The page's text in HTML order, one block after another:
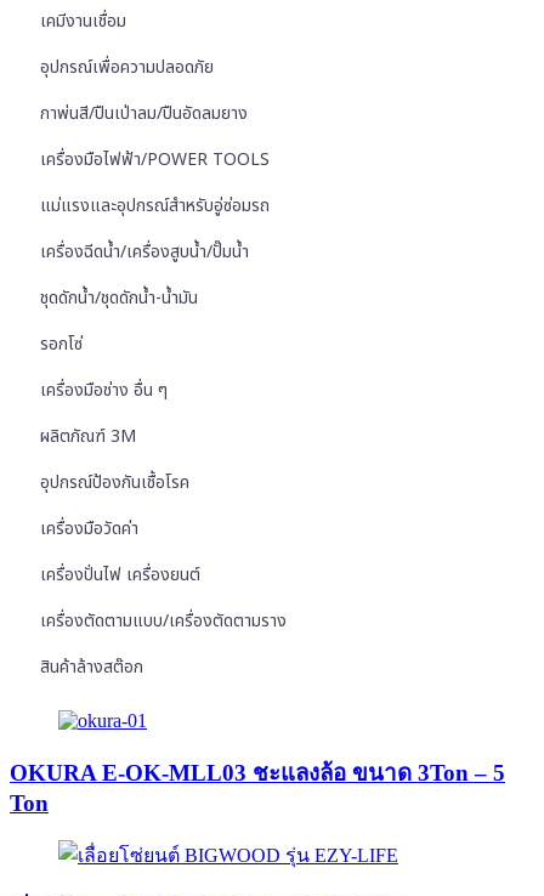
เคมีงานเชื่อม
อุปกรณ์เพื่อความปลอดภัย
กาพ่นสี/ปืนเป่าลม/ปืนอัดลมยาง
เครื่องมือไฟฟ้า/POWER TOOLS
แม่แรงและอุปกรณ์สำหรับอู่ซ่อมรถ
เครื่องฉีดน้ำ/เครื่องสูบน้ำ/ปั๊มน้ำ
ชุดดักน้ำ/ชุดดักน้ำ-น้ำมัน
รอกโซ่
เครื่องมือช่าง อื่น ๆ
ผลิตภัณฑ์ 3M
อุปกรณ์ป้องกันเชื้อโรค
เครื่องมือวัดค่า
เครื่องปั่นไฟ เครื่องยนต์
เครื่องตัดตามแบบ/เครื่องตัดตามราง
สินค้าล้างสต๊อก
OKURA E-OK-MLL03 ชะแลงล้อ ขนาด 3Ton – 5
Ton